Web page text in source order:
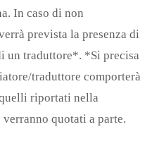
In caso di non
prevista la presenza di
un traduttore*. *Si precisa
traduttore comporterà
riportati nella
quotati a parte.